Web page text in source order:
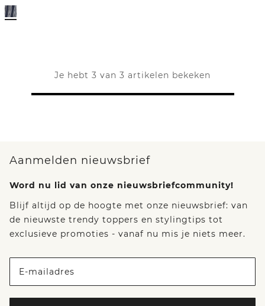
Je hebt 3 van 3 artikelen bekeken
Aanmelden nieuwsbrief
Word nu lid van onze nieuwsbriefcommunity!
Blijf altijd op de hoogte met onze nieuwsbrief: van
de nieuwste trendy toppers en stylingtips tot
exclusieve promoties - vanaf nu mis je niets meer.
E-mailadres